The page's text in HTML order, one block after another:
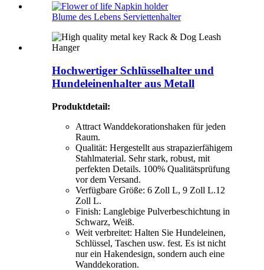
Blume des Lebens Serviettenhalter
Hochwertiger Schlüsselhalter und
Hundeleinenhalter aus Metall
Produktdetail:
Attract Wanddekorationshaken für jeden
Raum.
Qualität: Hergestellt aus strapazierfähigem
Stahlmaterial. Sehr stark, robust, mit
perfekten Details. 100% Qualitätsprüfung
vor dem Versand.
Verfügbare Größe: 6 Zoll L, 9 Zoll L.12
Zoll L.
Finish: Langlebige Pulverbeschichtung in
Schwarz, Weiß.
Weit verbreitet: Halten Sie Hundeleinen,
Schlüssel, Taschen usw. fest. Es ist nicht
nur ein Hakendesign, sondern auch eine
Wanddekoration.